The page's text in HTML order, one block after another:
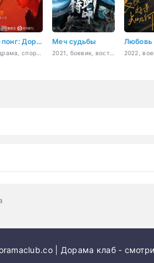
Пинг-понг: Дорога к славе Меч судьбы
| Дорама клаб -